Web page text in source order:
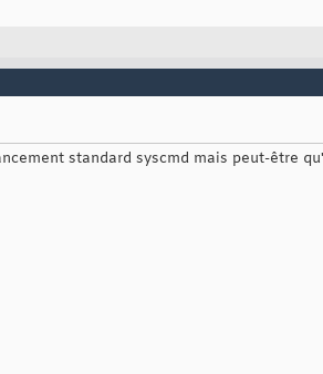
standard syscmd mais peut-être